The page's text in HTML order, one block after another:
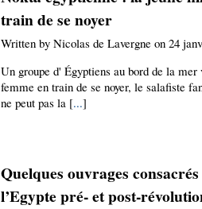
train de se noyer
Written by Nicolas de Lavergne on 24
Un groupe d' Égyptiens au bord de la mer
femme en train de se noyer, le salafiste
ne peut pas la [...]
Quelques ouvrages
l’Egypte pré- et post-